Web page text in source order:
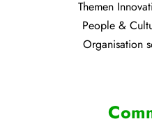
Themen
People &
Organisation